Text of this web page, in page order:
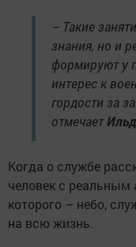
– Такие
знания, но и
формируют у
интерес к
гордости за
отмечает
Когда о службе
человек с
которого – небо,
на всю жизнь.